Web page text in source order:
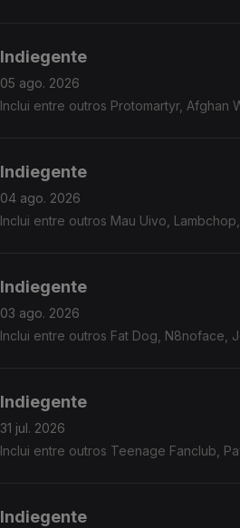
Indiegente
05 ago. 2026
Inclui entre outros Protomartyr, Afghan
Indiegente
04 ago. 2026
Inclui entre outros Mau Uivo,
Indiegente
03 ago. 2026
Inclui entre outros Fat Dog, N8noface,
Indiegente
31 jul. 2026
Inclui entre outros Teenage Fanclub,
Indiegente